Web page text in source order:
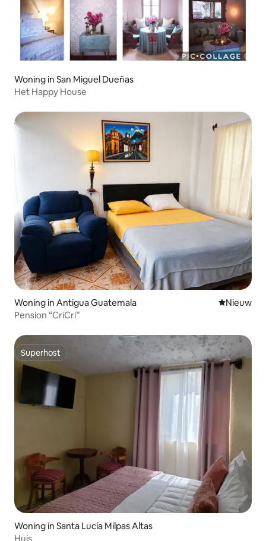
Woning in San Miguel Dueñas
Het Happy House
Woning in Antigua Guatemala Nieuwe
Nieuw
Pension “CriCri”
Superhost
Superhost
Woning in Santa Lucía Milpas Altas
Huis